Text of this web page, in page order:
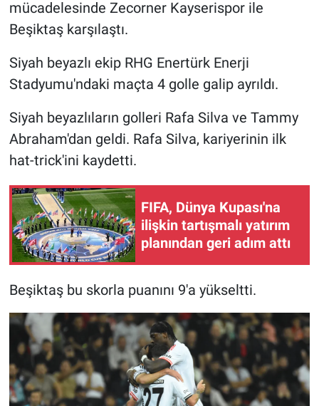
mücadelesinde Zecorner Kayserispor ile
Beşiktaş karşılaştı.
Siyah beyazlı ekip RHG Enertürk Enerji
Stadyumu'ndaki maçta 4 golle galip ayrıldı.
Siyah beyazlıların golleri Rafa Silva ve Tammy
Abraham'dan geldi. Rafa Silva, kariyerinin ilk
hat-trick'ini kaydetti.
FIFA, Dünya Kupası'na
ilişkin tartışmalı yatırım
planından geri adım attı
Beşiktaş bu skorla puanını 9'a yükseltti.
Gündem Özel
Günün görüntüsü
İlan
Koronavirüs
Kültür Sanat
Ne demişti
Nedir
Popüler
Programlar